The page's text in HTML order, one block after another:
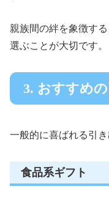
親族間の絆を象徴す
選ぶことが大切です。
3. おすすめ
一般的に喜ばれる引
食品系ギフト